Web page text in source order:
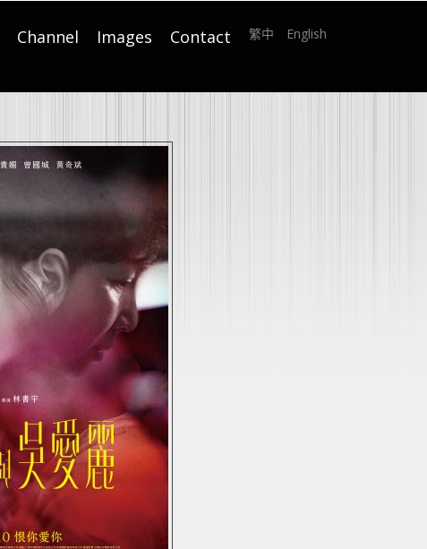
Channel Images Contact 繁中 English